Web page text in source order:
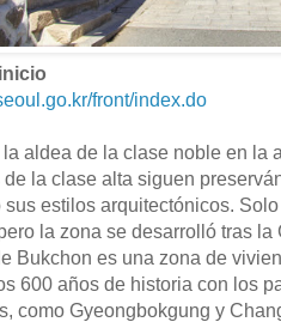
front/index.do
aldea de la clase noble en la
la clase alta siguen
estilos arquitectónicos.
la zona se desarrolló tras la
Bukchon es una zona de
600 años de historia con los
como Gyeongbokgung y